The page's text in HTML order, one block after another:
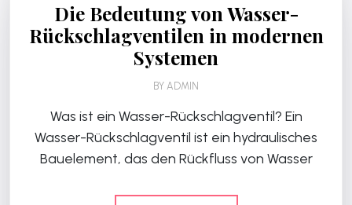
Die Bedeutung von Wasser-
Rückschlagventilen in modernen
Systemen
BY ADMIN
Was ist ein Wasser-Rückschlagventil? Ein
Wasser-Rückschlagventil ist ein hydraulisches
Bauelement, das den Rückfluss von Wasser